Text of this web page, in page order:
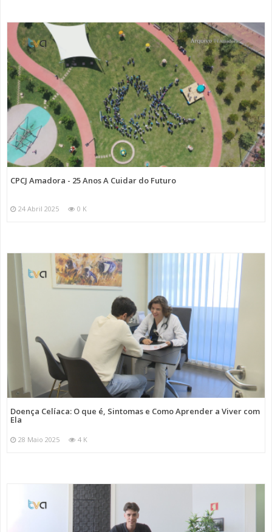
CPCJ Amadora - 25 Anos A Cuidar do Futuro
24 Abril 2025 0 K
Doença Celíaca: O que é, Sintomas e Como Aprender a Viver com
Ela
28 Maio 2025 4 K